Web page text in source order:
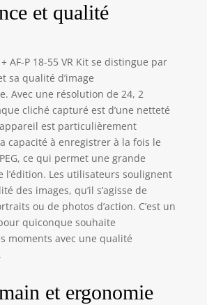
mécanique De
plus, la fonction
vibration de Nikon
vous assure des
images nettes,
même en cas de
faible luminosité
Boîtier
et qualité
AF-P 18-55 VR Kit se distingue par
sa qualité d’image
Avec une résolution de 24, 2
cliché capturé est d’une netteté
est particulièrement
capacité à enregistrer à la fois le
ce qui permet une grande
l’édition. Les utilisateurs soulignent
des images, qu’il s’agisse de
ou de photos d’action. C’est un
quiconque souhaite
moments avec une qualité
et ergonomie